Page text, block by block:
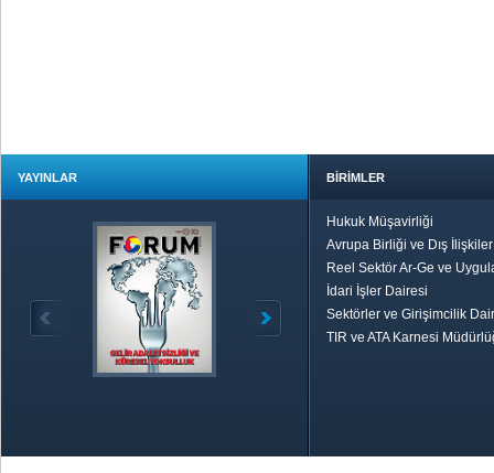
YAYINLAR BİRİMLER
Hukuk Müşavirliği
Avrupa Birliği ve Dış
Reel Sektör Ar-Ge ve
İdari İşler Dairesi
Sektörler ve Girişimcilik
TIR ve ATA Karnesi